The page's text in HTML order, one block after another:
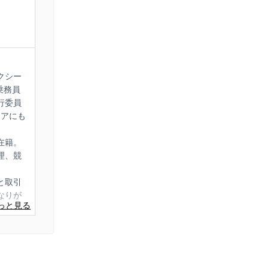
シー
務員
委員
にも
。
、競
取引
りが
業者